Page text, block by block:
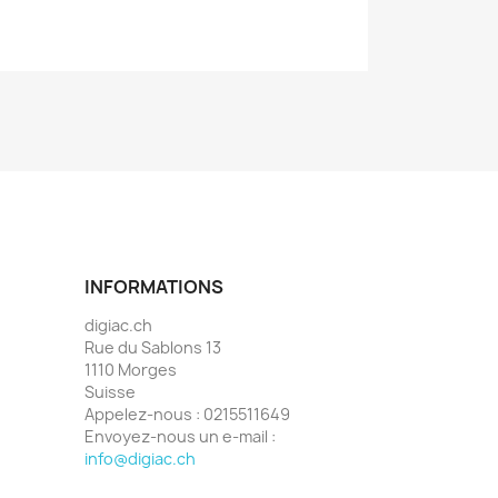
INFORMATIONS
digiac.ch
Rue du Sablons 13
1110 Morges
Suisse
Appelez-nous : 0215511649
Envoyez-nous un e-mail :
info@digiac.ch